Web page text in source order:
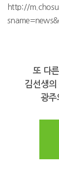
http://
또 다
김선생
광주